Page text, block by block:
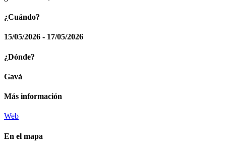
¿Cuándo?
15/05/2026 - 17/05/2026
¿Dónde?
Gavà
Más información
Web
En el mapa